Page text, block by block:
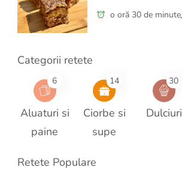
o oră 30 de minute
Categorii retete
6
Aluaturi si
paine
14
Ciorbe si
supe
30
Dulciuri
Retete Populare